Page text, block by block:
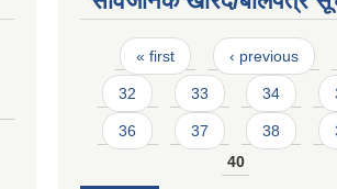
Pages
« first ‹ previous
32 33 34
36 37 38
40